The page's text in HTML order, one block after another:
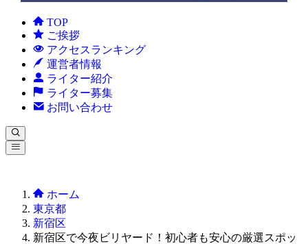
TOP
ご挨拶
アクセスランキング
運営者情報
ライター紹介
ライター募集
お問い合わせ
ホーム
東京都
新宿区
新宿区で今夜ビリヤード！初心者も安心の厳選スポッ